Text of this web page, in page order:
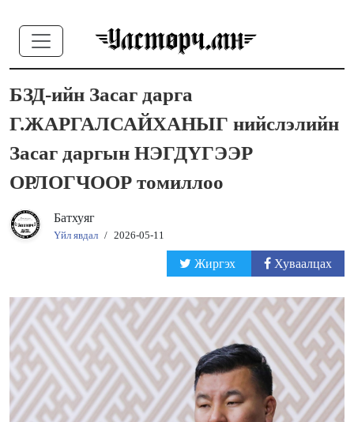
БЗД-ийн Засаг дарга
Г.ЖАРГАЛСАЙХАНЫГ нийслэлийн
Засаг даргын НЭГДҮГЭЭР
ОРЛОГЧООР томиллоо
Батхуяг
Үйл явдал / 2026-05-11
Жиргэх Хуваалцах